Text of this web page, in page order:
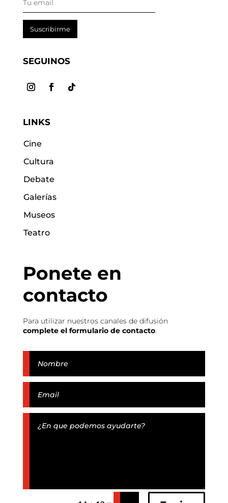
Suscribirme
SEGUINOS
LINKS
Cine
Cultura
Debate
Galerías
Museos
Teatro
Ponete en
contacto
Para utilizar nuestros canales de difusión
complete el formulario de contacto.